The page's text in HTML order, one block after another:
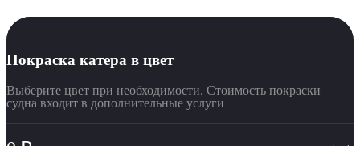
Покраска катера в цвет
Выберите цвет при необходимости. Стоимость покраски
судна входит в дополнительные услуги